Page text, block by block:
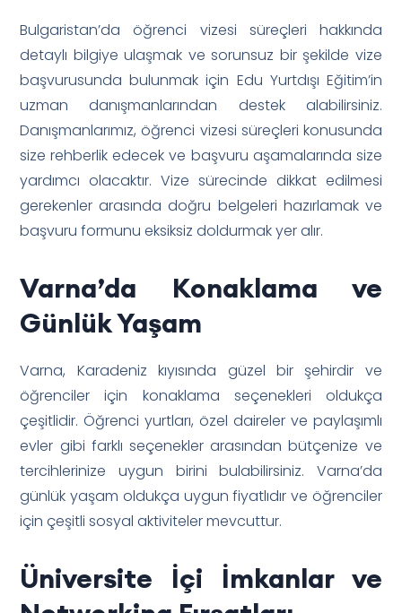
Bulgaristan’da öğrenci vizesi süreçleri hakkında
detaylı bilgiye ulaşmak ve sorunsuz bir şekilde vize
başvurusunda bulunmak için Edu Yurtdışı Eğitim’in
uzman danışmanlarından destek alabilirsiniz.
Danışmanlarımız, öğrenci vizesi süreçleri konusunda
size rehberlik edecek ve başvuru aşamalarında size
yardımcı olacaktır. Vize sürecinde dikkat edilmesi
gerekenler arasında doğru belgeleri hazırlamak ve
başvuru formunu eksiksiz doldurmak yer alır.
Varna’da Konaklama ve
Günlük Yaşam
Varna, Karadeniz kıyısında güzel bir şehirdir ve
öğrenciler için konaklama seçenekleri oldukça
çeşitlidir. Öğrenci yurtları, özel daireler ve paylaşımlı
evler gibi farklı seçenekler arasından bütçenize ve
tercihlerinize uygun birini bulabilirsiniz. Varna’da
günlük yaşam oldukça uygun fiyatlıdır ve öğrenciler
için çeşitli sosyal aktiviteler mevcuttur.
Üniversite İçi İmkanlar ve